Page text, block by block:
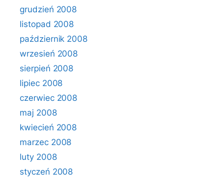
grudzień 2008
listopad 2008
październik 2008
wrzesień 2008
sierpień 2008
lipiec 2008
czerwiec 2008
maj 2008
kwiecień 2008
marzec 2008
luty 2008
styczeń 2008